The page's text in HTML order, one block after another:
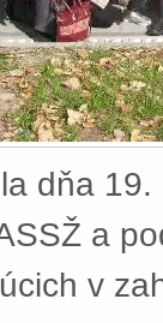
dňa
a
v